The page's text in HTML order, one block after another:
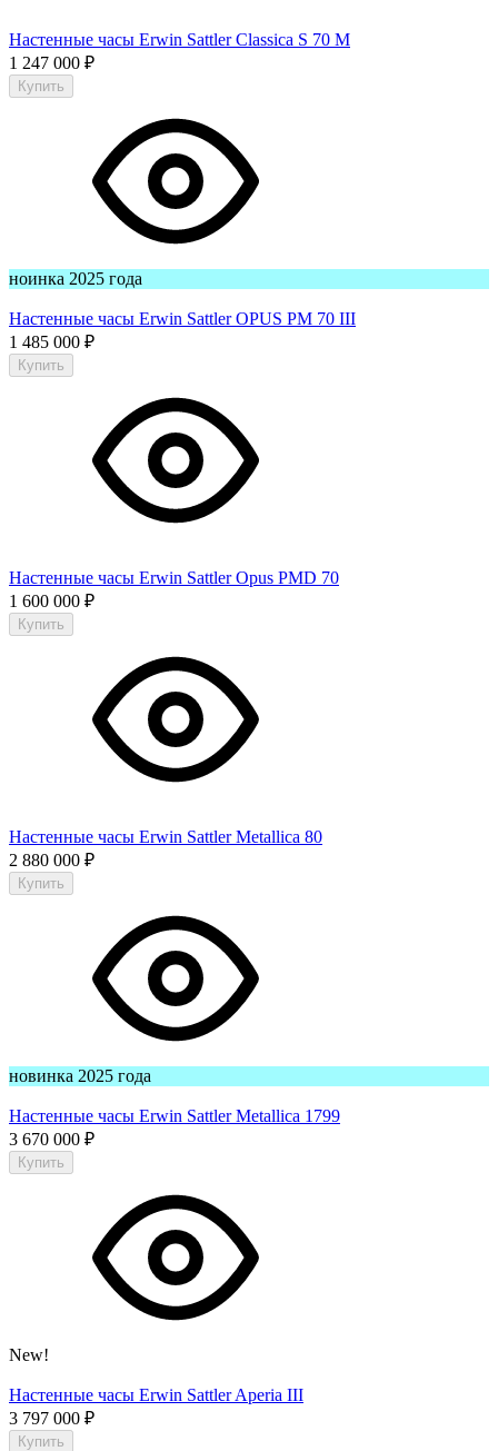
Настенные часы Erwin Sattler Classica S 70 M
1 247 000 ₽
Купить
ноинка 2025 года
Настенные часы Erwin Sattler OPUS PM 70 III
1 485 000 ₽
Купить
Настенные часы Erwin Sattler Opus PMD 70
1 600 000 ₽
Купить
Настенные часы Erwin Sattler Metallica 80
2 880 000 ₽
Купить
новинка 2025 года
Настенные часы Erwin Sattler Metallica 1799
3 670 000 ₽
Купить
New!
Настенные часы Erwin Sattler Aperia III
3 797 000 ₽
Купить